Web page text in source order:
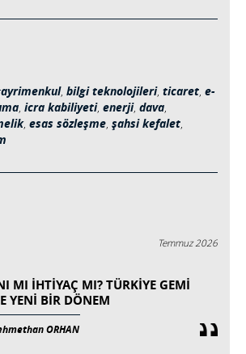
, bilgi teknolojileri, ticaret, e-
, icra kabiliyeti, enerji, dava,
, esas sözleşme, şahsi kefalet,
Temmuz 2026
MI İHTIYAÇ MI? TÜRKIYE GEMI
YENI BIR DÖNEM
ORHAN